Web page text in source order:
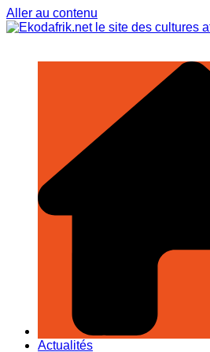
Aller au contenu
Actualités